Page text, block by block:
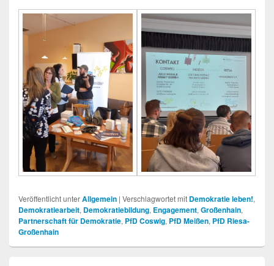
Veröffentlicht unterAllgemein | Verschlagwortet mit Demokratie leben!,
Demokratiearbeit, Demokratiebildung, Engagement, Großenhain,
Partnerschaft für Demokratie, PfD Coswig, PfD Meißen, PfD Riesa-
Großenhain